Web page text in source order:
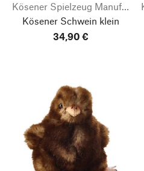
Kösener Spielzeug Manufaktur
Kösener Schwein klein
34,90 €